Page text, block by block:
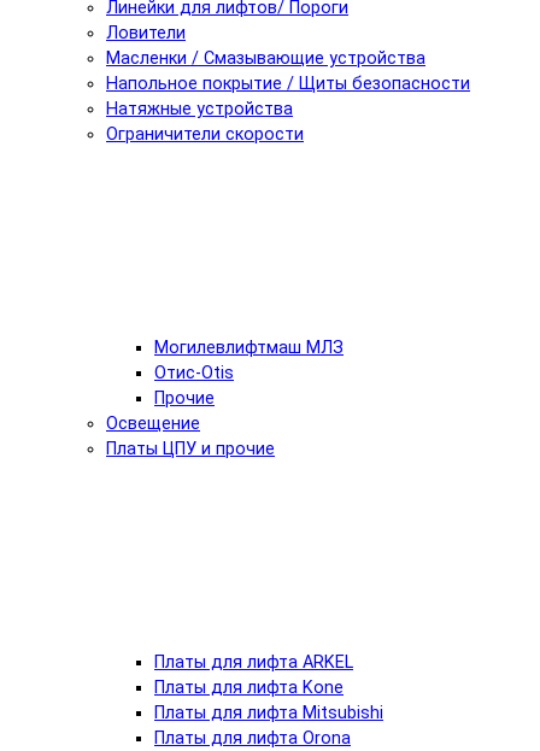
Линейки для лифтов/ Пороги
Ловители
Масленки / Смазывающие устройства
Напольное покрытие / Щиты безопасности
Натяжные устройства
Ограничители скорости
Могилевлифтмаш МЛЗ
Отис-Otis
Прочие
Освещение
Платы ЦПУ и прочие
Платы для лифта ARKEL
Платы для лифта Kone
Платы для лифта Mitsubishi
Платы для лифта Orona